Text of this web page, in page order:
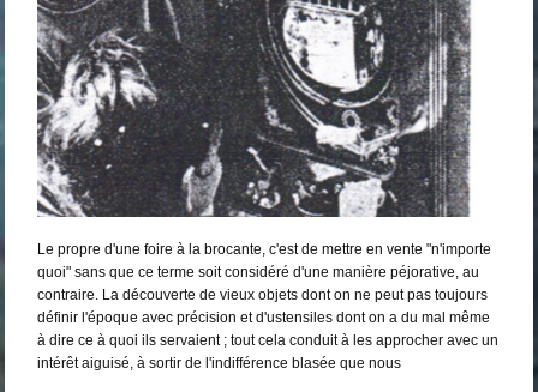
Le propre d'une foire à la brocante, c'est de mettre en vente "n'importe
quoi" sans que ce terme soit considéré d'une manière péjorative, au
contraire. La découverte de vieux objets dont on ne peut pas toujours
définir l'époque avec précision et d'ustensiles dont on a du mal même
à dire ce à quoi ils servaient ; tout cela conduit à les approcher avec un
intérêt aiguisé, à sortir de l'indifférence blasée que nous